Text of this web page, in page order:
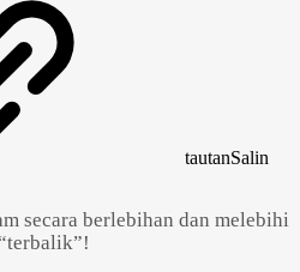
tautanSalin
secara berlebihan dan melebihi